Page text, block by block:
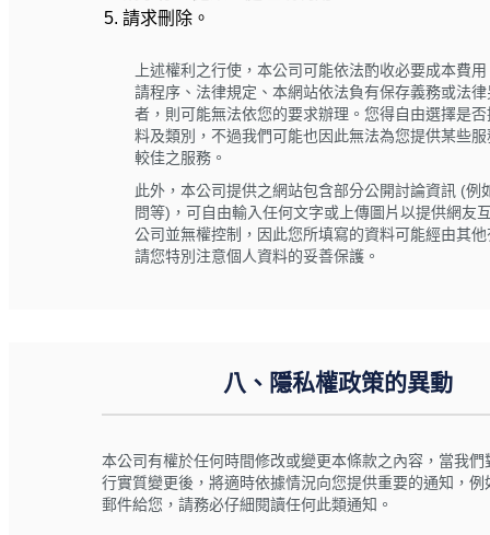
請求刪除。
上述權利之行使，本公司可能依法酌收必要成本費
請程序、法律規定、本網站依法負有保存義務或法
者，則可能無法依您的要求辦理。您得自由選擇是
料及類別，不過我們可能也因此無法為您提供某些
較佳之服務。
此外，本公司提供之網站包含部分公開討論資訊 (例
問等)，可自由輸入任何文字或上傳圖片以提供網友
公司並無權控制，因此您所填寫的資料可能經由其
請您特別注意個人資料的妥善保護。
八、隱私權政策的異動
本公司有權於任何時間修改或變更本條款之內容，當我們
行實質變更後，將適時依據情況向您提供重要的通知，例
郵件給您，請務必仔細閱讀任何此類通知。